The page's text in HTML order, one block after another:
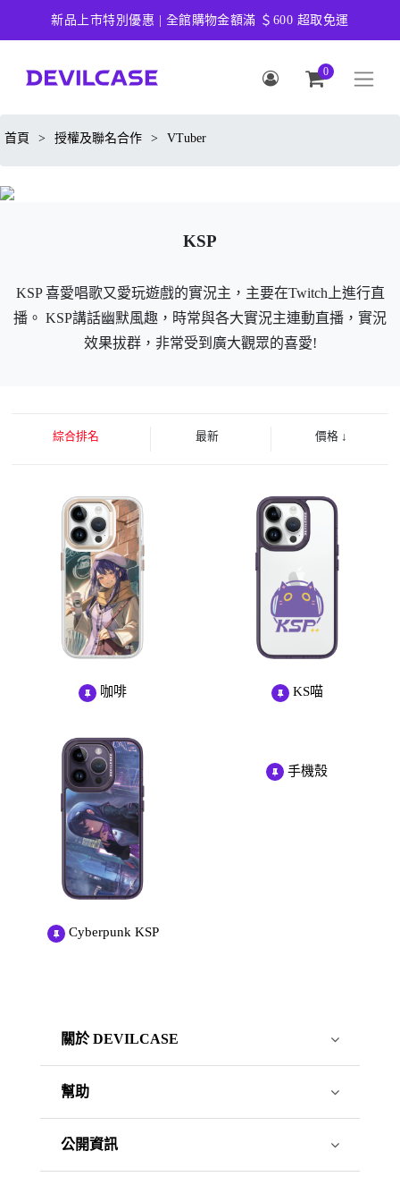
新品上市特別優惠 | 全館購物金額滿 ＄600 超取免運
0
首頁 > 授權及聯名合作 > VTuber
KSP
KSP 喜愛唱歌又愛玩遊戲的實況主，主要在Twitch上進行直
播。 KSP講話幽默風趣，時常與各大實況主連動直播，實況
效果拔群，非常受到廣大觀眾的喜愛!
綜合排名 最新 價格 ↓
咖啡 KS喵
Cyberpunk KSP
手機殼
關於 DEVILCASE
幫助
公開資訊